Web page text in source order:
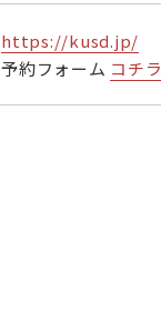
https://kusd.jp/
予約フォーム コチラ